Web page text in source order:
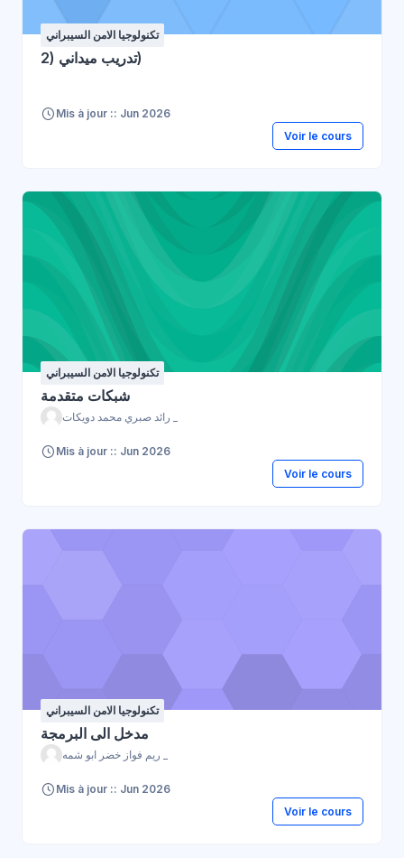
تكنولوجيا الامن السيبراني
تدريب ميداني (2)
Mis à jour :: Jun 2026
Voir le cours
تكنولوجيا الامن السيبراني
شبكات متقدمة
Mis à jour :: Jun 2026
Voir le cours
تكنولوجيا الامن السيبراني
مدخل الى البرمجة
Mis à jour :: Jun 2026
Voir le cours